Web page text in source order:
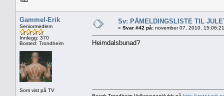
Gammel-Erik
Seniormedlem
Innlegg: 370
Bosted: Trondheim
Som vist på TV
Sv: PÅMELDINGSLISTE TIL
« Svar #42 på: november 07, 2010,
Heimdalsbunad?